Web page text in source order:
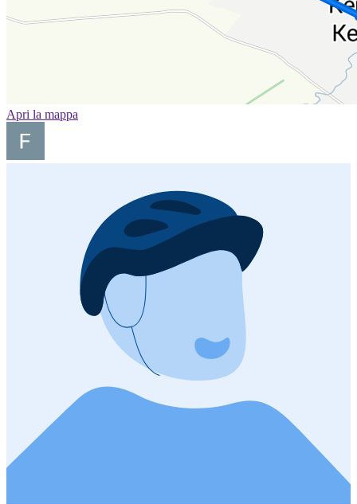
Apri la mappa